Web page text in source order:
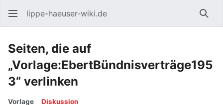
lippe-haeuser-wiki.de
Seiten, die auf
„Vorlage:EbertBündnisverträge195
3“ verlinken
Vorlage Diskussion